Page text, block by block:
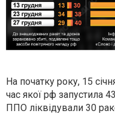
На початку року, 15
час якої рф запустила
ППО ліквідували 30